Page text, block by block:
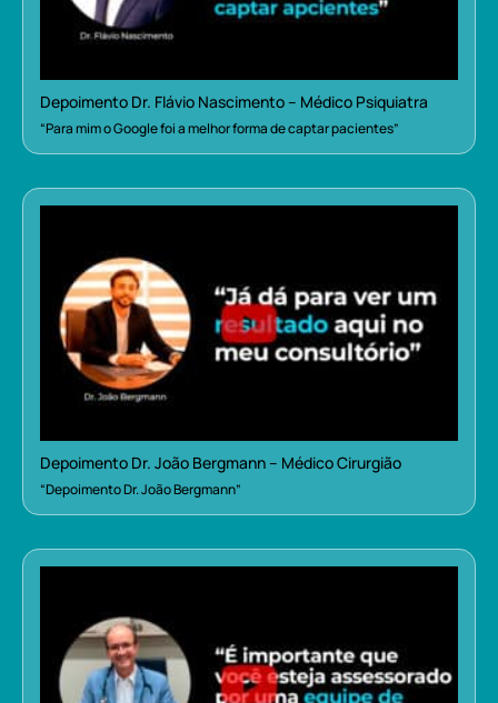
Depoimento Dr. Flávio Nascimento – Médico Psiquiatra
“Para mim o Google foi a melhor forma de captar pacientes”
Depoimento Dr. João Bergmann – Médico Cirurgião
“Depoimento Dr. João Bergmann”